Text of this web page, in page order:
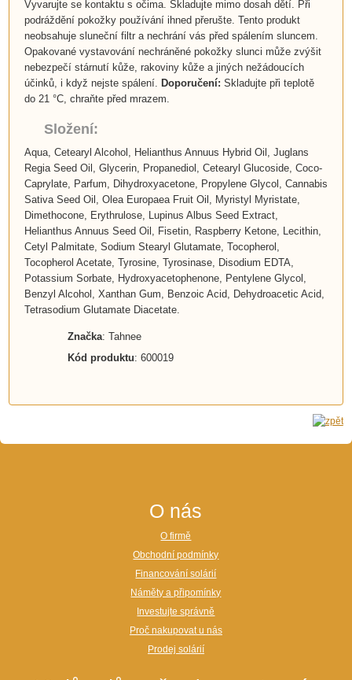
Vyvarujte se kontaktu s očima. Skladujte mimo dosah dětí. Při
podráždění pokožky používání ihned přerušte. Tento produkt
neobsahuje sluneční filtr a nechrání vás před spálením sluncem.
Opakované vystavování nechráněné pokožky slunci může zvýšit
nebezpečí stárnutí kůže, rakoviny kůže a jiných nežádoucích
účinků, i když nejste spálení.
Doporučení: Skladujte při teplotě
do 21 °C, chraňte před mrazem.
Složení:
Aqua, Cetearyl Alcohol, Helianthus Annuus Hybrid Oil, Juglans
Regia Seed Oil, Glycerin, Propanediol, Cetearyl Glucoside, Coco-
Caprylate, Parfum, Dihydroxyacetone, Propylene Glycol, Cannabis
Sativa Seed Oil, Olea Europaea Fruit Oil, Myristyl Myristate,
Dimethocone, Erythrulose, Lupinus Albus Seed Extract,
Helianthus Annuus Seed Oil, Fisetin, Raspberry Ketone, Lecithin,
Cetyl Palmitate, Sodium Stearyl Glutamate, Tocopherol,
Tocopherol Acetate, Tyrosine, Tyrosinase, Disodium EDTA,
Potassium Sorbate, Hydroxyacetophenone, Pentylene Glycol,
Benzyl Alcohol, Xanthan Gum, Benzoic Acid, Dehydroacetic Acid,
Tetrasodium Glutamate Diacetate.
Značka: Tahnee
Kód produktu: 600019
O nás
O firmě
Obchodní podmínky
Financování solárií
Náměty a připomínky
Investujte správně
Proč nakupovat u nás
Prodej solárií